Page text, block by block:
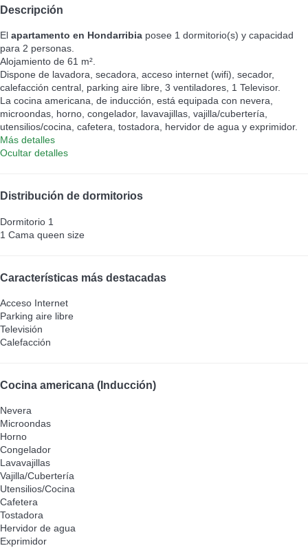
Descripción
El apartamento en Hondarribia posee 1 dormitorio(s) y capacidad
para 2 personas.
Alojamiento de 61 m².
Dispone de lavadora, secadora, acceso internet (wifi), secador,
calefacción central, parking aire libre, 3 ventiladores, 1 Televisor.
La cocina americana, de inducción, está equipada con nevera,
microondas, horno, congelador, lavavajillas, vajilla/cubertería,
utensilios/cocina, cafetera, tostadora, hervidor de agua y exprimidor.
Más detalles
Ocultar detalles
Distribución de dormitorios
Dormitorio 1
1 Cama queen size
Características más destacadas
Acceso Internet
Parking aire libre
Televisión
Calefacción
Cocina americana (Inducción)
Nevera
Microondas
Horno
Congelador
Lavavajillas
Vajilla/Cubertería
Utensilios/Cocina
Cafetera
Tostadora
Hervidor de agua
Exprimidor